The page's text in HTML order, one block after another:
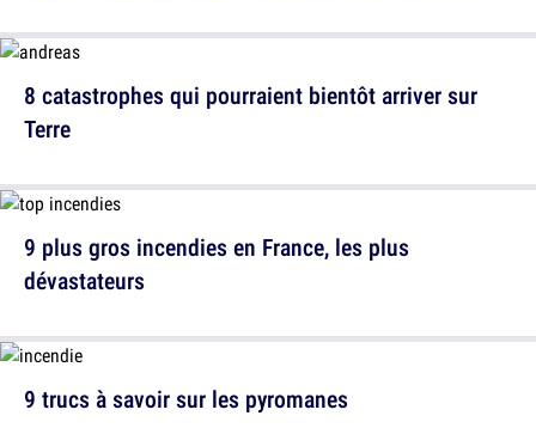
9 plus gros incendies en France, les plus
dévastateurs
8 catastrophes qui pourraient bientôt arriver sur
Terre
9 trucs à savoir sur les pyromanes